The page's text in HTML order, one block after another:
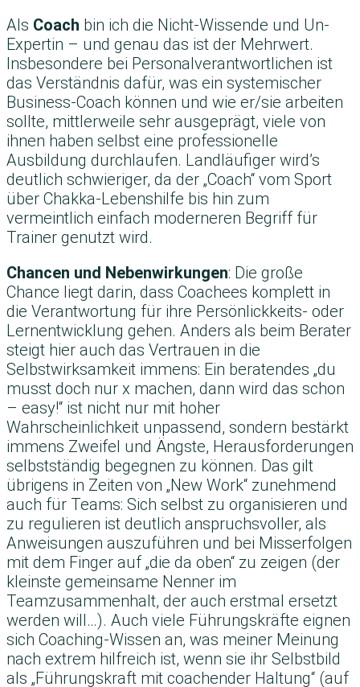
Als Coach bin ich die Nicht-Wissende und Un-
Expertin – und genau das ist der Mehrwert.
Insbesondere bei Personalverantwortlichen ist
das Verständnis dafür, was ein systemischer
Business-Coach können und wie er/sie arbeiten
sollte, mittlerweile sehr ausgeprägt, viele von
ihnen haben selbst eine professionelle
Ausbildung durchlaufen. Landläufiger wird’s
deutlich schwieriger, da der „Coach“ vom Sport
über Chakka-Lebenshilfe bis hin zum
vermeintlich einfach moderneren Begriff für
Trainer genutzt wird.
Chancen und Nebenwirkungen: Die große
Chance liegt darin, dass Coachees komplett in
die Verantwortung für ihre Persönlickkeits- oder
Lernentwicklung gehen. Anders als beim Berater
steigt hier auch das Vertrauen in die
Selbstwirksamkeit immens: Ein beratendes „du
musst doch nur x machen, dann wird das schon
– easy!“ ist nicht nur mit hoher
Wahrscheinlichkeit unpassend, sondern bestärkt
immens Zweifel und Ängste, Herausforderungen
selbstständig begegnen zu können. Das gilt
übrigens in Zeiten von „New Work“ zunehmend
auch für Teams: Sich selbst zu organisieren und
zu regulieren ist deutlich anspruchsvoller, als
Anweisungen auszuführen und bei Misserfolgen
mit dem Finger auf „die da oben“ zu zeigen (der
kleinste gemeinsame Nenner im
Teamzusammenhalt, der auch erstmal ersetzt
werden will…). Auch viele Führungskräfte eignen
sich Coaching-Wissen an, was meiner Meinung
nach extrem hilfreich ist, wenn sie ihr Selbstbild
als „Führungskraft mit coachender Haltung“ (auf